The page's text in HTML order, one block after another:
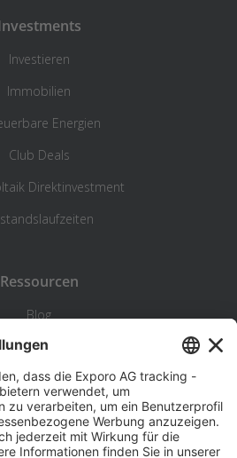
Investieren
Immobilien
Energien
Club Deals
Direktinvestment
Ressourcen
Blog
Statistik
Wiki
& Kontakt